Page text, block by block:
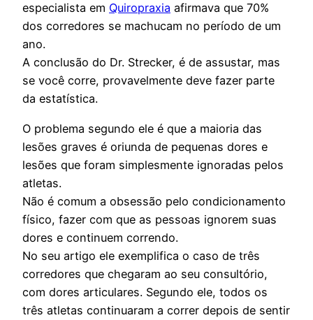
especialista em Quiropraxia afirmava que 70%
dos corredores se machucam no período de um
ano.
A conclusão do Dr. Strecker, é de assustar, mas
se você corre, provavelmente deve fazer parte
da estatística.
O problema segundo ele é que a maioria das
lesões graves é oriunda de pequenas dores e
lesões que foram simplesmente ignoradas pelos
atletas.
Não é comum a obsessão pelo condicionamento
físico, fazer com que as pessoas ignorem suas
dores e continuem correndo.
No seu artigo ele exemplifica o caso de três
corredores que chegaram ao seu consultório,
com dores articulares. Segundo ele, todos os
três atletas continuaram a correr depois de sentir